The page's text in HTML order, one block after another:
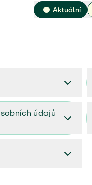
Aktuální
údajů
(PDF)